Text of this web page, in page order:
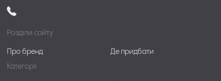
Розділи сайту
Про бренд Де придбати
Категорії